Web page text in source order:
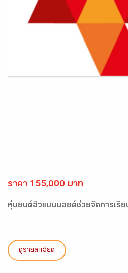
ราคา 155,000 บาท
หุ่นยนต์ฮิวแมนนอยด์ช่วยจัดการเรีย
ดูรายละเอียด